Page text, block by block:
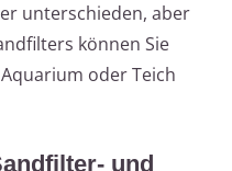
unterschieden, aber
können Sie
oder Teich
und